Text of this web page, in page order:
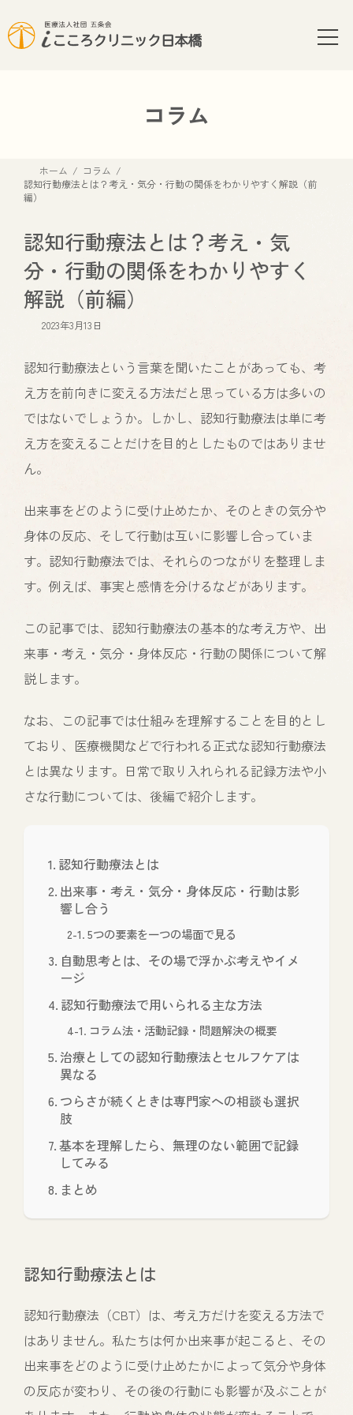
ン
テ
ビ
ゲ
コラム
ホーム
コラム
認知行動療法とは？考え・気分・行動の関係をわかりやすく解説（前
編）
認知行動療法とは？考え・気
分・行動の関係をわかりやすく
解説（前編）
2023年3月13日
認知行動療法という言葉を聞いたことがあっても、考
え方を前向きに変える方法だと思っている方は多いの
ではないでしょうか。しかし、認知行動療法は単に考
え方を変えることだけを目的としたものではありませ
ん。
出来事をどのように受け止めたか、そのときの気分や
身体の反応、そして行動は互いに影響し合っていま
す。認知行動療法では、それらのつながりを整理しま
す。例えば、事実と感情を分けるなどがあります。
この記事では、認知行動療法の基本的な考え方や、出
来事・考え・気分・身体反応・行動の関係について解
説します。
なお、この記事では仕組みを理解することを目的とし
ており、医療機関などで行われる正式な認知行動療法
とは異なります。日常で取り入れられる記録方法や小
さな行動については、後編で紹介します。
認知行動療法とは
出来事・考え・気分・身体反応・行動は影
響し合う
5つの要素を一つの場面で見る
自動思考とは、その場で浮かぶ考えやイメ
ージ
認知行動療法で用いられる主な方法
コラム法・活動記録・問題解決の概要
治療としての認知行動療法とセルフケアは
異なる
つらさが続くときは専門家への相談も選択
肢
基本を理解したら、無理のない範囲で記録
してみる
まとめ
認知行動療法とは
認知行動療法（CBT）は、考え方だけを変える方法で
はありません。私たちは何か出来事が起こると、その
出来事をどのように受け止めたかによって気分や身体
の反応が変わり、その後の行動にも影響が及ぶことが